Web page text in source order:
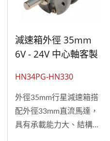
品需求來進行各種微型馬
達／中型直流馬達客製
減速箱外徑 35mm
6V - 24V 中心軸客製
達
HN34PG-HN330
外徑35mm行星減速箱搭
配外徑33mm直流馬達，
具有承載能力大、結構緊